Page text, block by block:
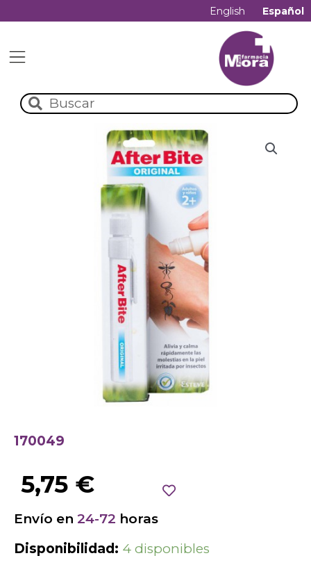
English Español
170049
5,75 €
Envío en 24-72 horas
Disponibilidad: 4 disponibles